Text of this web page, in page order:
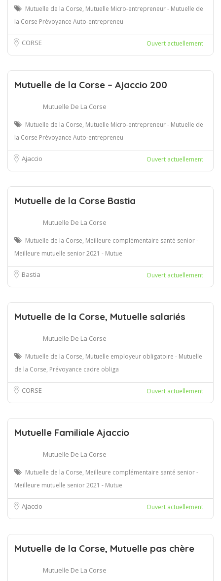
Mutuelle de la Corse, Mutuelle Micro-entrepreneur - Mutuelle de
la Corse Prévoyance Auto-entrepreneu
CORSE Ouvert actuellement
Mutuelle de la Corse – Ajaccio 200
Mutuelle De La Corse
Mutuelle de la Corse, Mutuelle Micro-entrepreneur - Mutuelle de
la Corse Prévoyance Auto-entrepreneu
Ajaccio Ouvert actuellement
Mutuelle de la Corse Bastia
Mutuelle De La Corse
Mutuelle de la Corse, Meilleure complémentaire santé senior -
Meilleure mutuelle senior 2021 - Mutue
Bastia Ouvert actuellement
Mutuelle de la Corse, Mutuelle salariés
Mutuelle De La Corse
Mutuelle de la Corse, Mutuelle employeur obligatoire - Mutuelle
de la Corse, Prévoyance cadre obliga
CORSE Ouvert actuellement
Mutuelle Familiale Ajaccio
Mutuelle De La Corse
Mutuelle de la Corse, Meilleure complémentaire santé senior -
Meilleure mutuelle senior 2021 - Mutue
Ajaccio Ouvert actuellement
Mutuelle de la Corse, Mutuelle pas chère
Mutuelle De La Corse